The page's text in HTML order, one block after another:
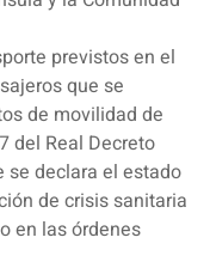
previstos en el
que se
de movilidad de
del Real Decreto
se declara el estado
de crisis sanitaria
en las órdenes